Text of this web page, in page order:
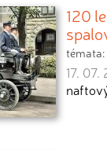
120
témata:
17. 07.